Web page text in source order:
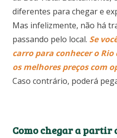
diferentes para chegar e
Mas infelizmente, não há
passando pelo local. Se
carro para conhecer o
os melhores preços com
Caso contrário, poderá
Como chegar a partir